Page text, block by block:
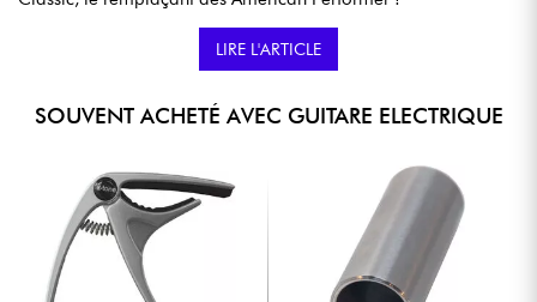
LIRE L'ARTICLE
SOUVENT ACHETÉ AVEC GUITARE ELECTRIQUE